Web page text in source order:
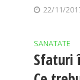
22/11/
SANATATE
Sfaturi